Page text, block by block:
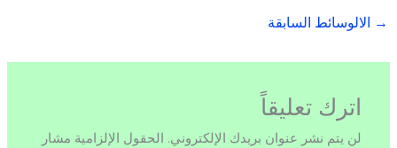
→ الالوسائط السابقة
اترك تعليقاً
لن يتم نشر عنوان بريدك الإلكتروني. الحقول الإلزامية مشار